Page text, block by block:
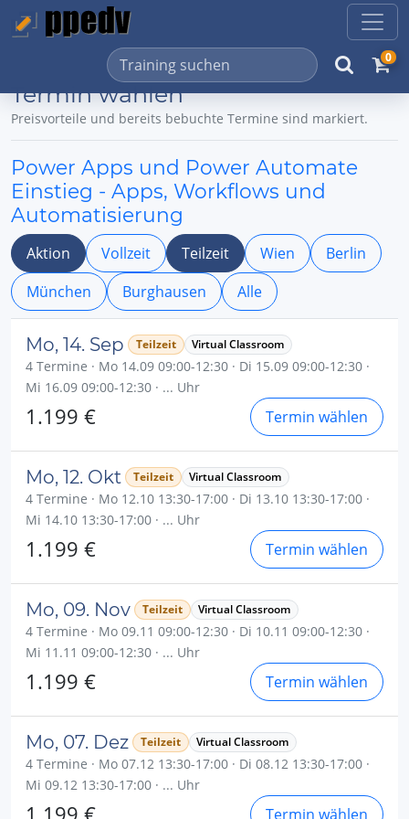
0
Termin wählen
Preisvorteile und bereits bebuchte Termine sind markiert.
Power Apps und Power Automate
Einstieg - Apps, Workflows und
Automatisierung
Aktion Vollzeit Teilzeit Wien
Berlin
München
Burghausen Alle
Mo, 14. Sep Teilzeit Virtual Classroom
4 Termine · Mo 14.09 09:00-12:30 · Di 15.09 09:00-12:30 ·
Mi 16.09 09:00-12:30 · ... Uhr
1.199 € Termin wählen
Mo, 12. Okt Teilzeit Virtual Classroom
4 Termine · Mo 12.10 13:30-17:00 · Di 13.10 13:30-17:00 ·
Mi 14.10 13:30-17:00 · ... Uhr
1.199 € Termin wählen
Mo, 09. Nov Teilzeit Virtual Classroom
4 Termine · Mo 09.11 09:00-12:30 · Di 10.11 09:00-12:30 ·
Mi 11.11 09:00-12:30 · ... Uhr
1.199 € Termin wählen
Mo, 07. Dez Teilzeit Virtual Classroom
4 Termine · Mo 07.12 13:30-17:00 · Di 08.12 13:30-17:00 ·
Mi 09.12 13:30-17:00 · ... Uhr
Termin wählen